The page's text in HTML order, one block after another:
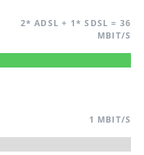
2* ADSL + 1* SDSL = 36
MBIT/S
1 MBIT/S